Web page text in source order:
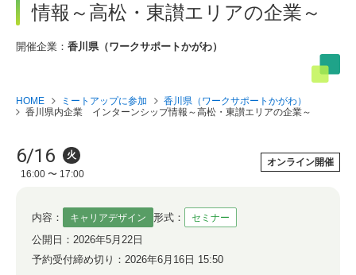
情報～高松・東讃エリアの企業～
開催企業： 香川県（ワークサポートかがわ）
HOME ミートアップに参加
香川県（ワークサポートかがわ）
香川県内企業 インターンシップ情報～高松・東讃エリアの企業～
オンライン開催
6/16
火
16:00 〜 17:00
内容： キャリアデザイン 形式： セミナー
公開日： 2026年5月22日
予約受付締め切り： 2026年6月16日 15:50